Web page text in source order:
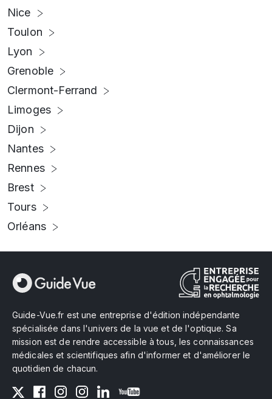
Nice
Toulon
Lyon
Grenoble
Clermont-Ferrand
Limoges
Dijon
Nantes
Rennes
Brest
Tours
Orléans
Guide-Vue.fr est une entreprise d'édition indépendante
spécialisée dans l'univers de la vue et de l'optique. Sa
mission est de rendre accessible à tous, les connaissances
médicales et scientifiques afin d'informer et d'améliorer le
quotidien de chacun.